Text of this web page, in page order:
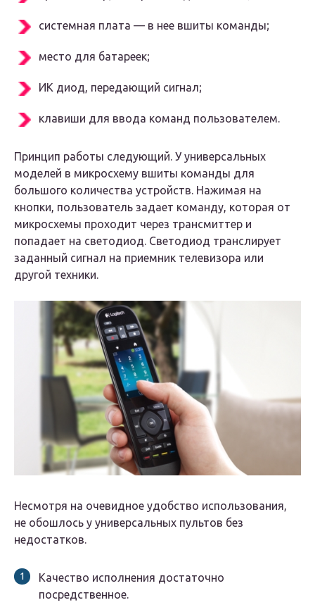
системная плата — в нее вшиты команды;
место для батареек;
ИК диод, передающий сигнал;
клавиши для ввода команд пользователем.
Принцип работы следующий. У универсальных
моделей в микросхему вшиты команды для
большого количества устройств. Нажимая на
кнопки, пользователь задает команду, которая от
микросхемы проходит через трансмиттер и
попадает на светодиод. Светодиод транслирует
заданный сигнал на приемник телевизора или
другой техники.
Несмотря на очевидное удобство использования,
не обошлось у универсальных пультов без
недостатков.
Качество исполнения достаточно
посредственное.